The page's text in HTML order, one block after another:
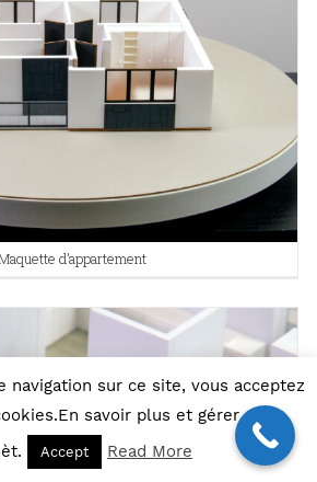
d’appartement
navigation sur ce site, vous acceptez
savoir plus et gérer ces
Accept Read More